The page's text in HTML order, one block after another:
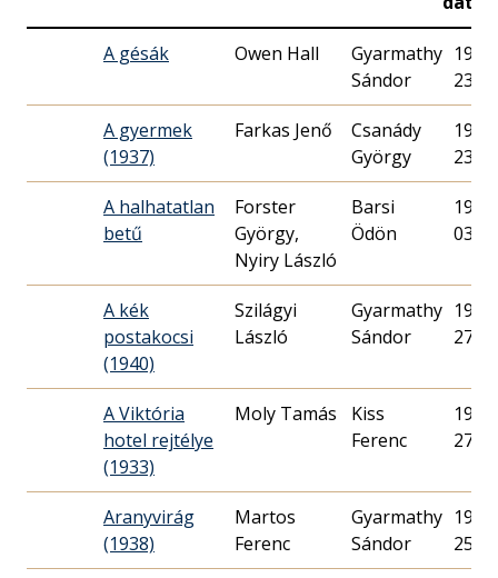
A gésák Owen Hall
Gyarmathy
Sándor
23.
A gyermek
(1937)
Farkas Jenő
Csanády
György
23.
A halhatatlan
betű
Forster
György,
Nyiry László
Barsi
Ödön
03.
A kék
postakocsi
(1940)
Szilágyi
László
Gyarmathy
Sándor
27.
A Viktória
hotel rejtélye
(1933)
Moly Tamás
Kiss
Ferenc
27.
Aranyvirág
(1938)
Martos
Ferenc
Gyarmathy
Sándor
25.